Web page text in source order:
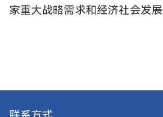
家重大战略需求和经济社会发展